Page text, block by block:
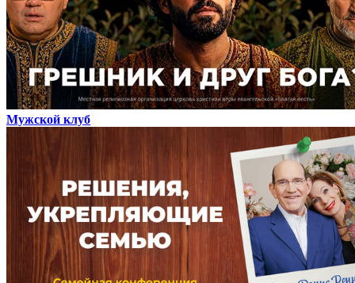
Мужской клуб